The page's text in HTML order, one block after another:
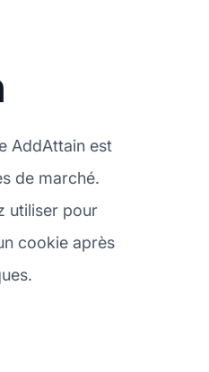
AddAttain est
de marché.
utiliser pour
cookie après